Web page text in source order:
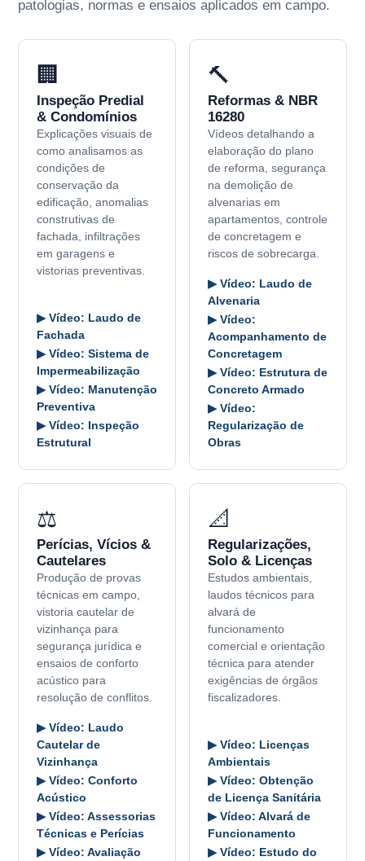
patologias, normas e ensaios aplicados em campo.
🏢
Inspeção Predial
& Condomínios
Explicações visuais de
como analisamos as
condições de
conservação da
edificação, anomalias
construtivas de
fachada, infiltrações
em garagens e
vistorias preventivas.
▶ Vídeo: Laudo de
Fachada
▶ Vídeo: Sistema de
Impermeabilização
▶ Vídeo: Manutenção
Preventiva
▶ Vídeo: Inspeção
Estrutural
🔨
Reformas & NBR
16280
Vídeos detalhando a
elaboração do plano
de reforma, segurança
na demolição de
alvenarias em
apartamentos, controle
de concretagem e
riscos de sobrecarga.
▶ Vídeo: Laudo de
Alvenaria
▶ Vídeo:
Acompanhamento de
Concretagem
▶ Vídeo: Estrutura de
Concreto Armado
▶ Vídeo:
Regularização de
Obras
⚖️
Perícias, Vícios &
Cautelares
Produção de provas
técnicas em campo,
vistoria cautelar de
vizinhança para
segurança jurídica e
ensaios de conforto
acústico para
resolução de conflitos.
▶ Vídeo: Laudo
Cautelar de
Vizinhança
▶ Vídeo: Conforto
Acústico
▶ Vídeo: Assessorias
Técnicas e Perícias
▶ Vídeo: Avaliação
📐
Regularizações,
Solo & Licenças
Estudos ambientais,
laudos técnicos para
alvará de
funcionamento
comercial e orientação
técnica para atender
exigências de órgãos
fiscalizadores.
▶ Vídeo: Licenças
Ambientais
▶ Vídeo: Obtenção
de Licença Sanitária
▶ Vídeo: Alvará de
Funcionamento
▶ Vídeo: Estudo do